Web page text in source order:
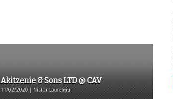
Akitzenie & Sons LTD @ CAV
11/02/2020 | Nistor Laurențiu